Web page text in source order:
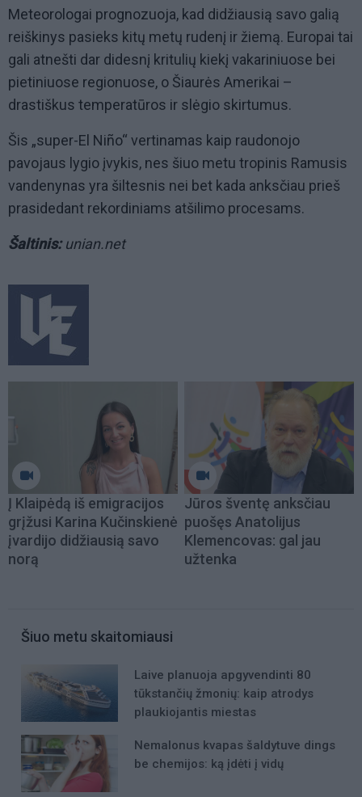
Meteorologai prognozuoja, kad didžiausią savo galią
reiškinys pasieks kitų metų rudenį ir žiemą. Europai tai
gali atnešti dar didesnį kritulių kiekį vakariniuose bei
pietiniuose regionuose, o Šiaurės Amerikai –
drastiškus temperatūros ir slėgio skirtumus.
Šis „super-El Niño“ vertinamas kaip raudonojo
pavojaus lygio įvykis, nes šiuo metu tropinis Ramusis
vandenynas yra šiltesnis nei bet kada anksčiau prieš
prasidedant rekordiniams atšilimo procesams.
Šaltinis:unian.net
Į Klaipėdą iš emigracijos
grįžusi Karina Kučinskienė
įvardijo didžiausią savo
norą
Jūros šventę anksčiau
puošęs Anatolijus
Klemencovas: gal jau
užtenka
Šiuo metu skaitomiausi
Laive planuoja apgyvendinti 80
tūkstančių žmonių: kaip atrodys
plaukiojantis miestas
Nemalonus kvapas šaldytuve dings
be chemijos: ką įdėti į vidų